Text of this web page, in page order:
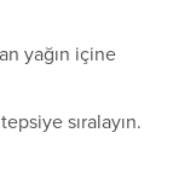
yağın içine
sıralayın.